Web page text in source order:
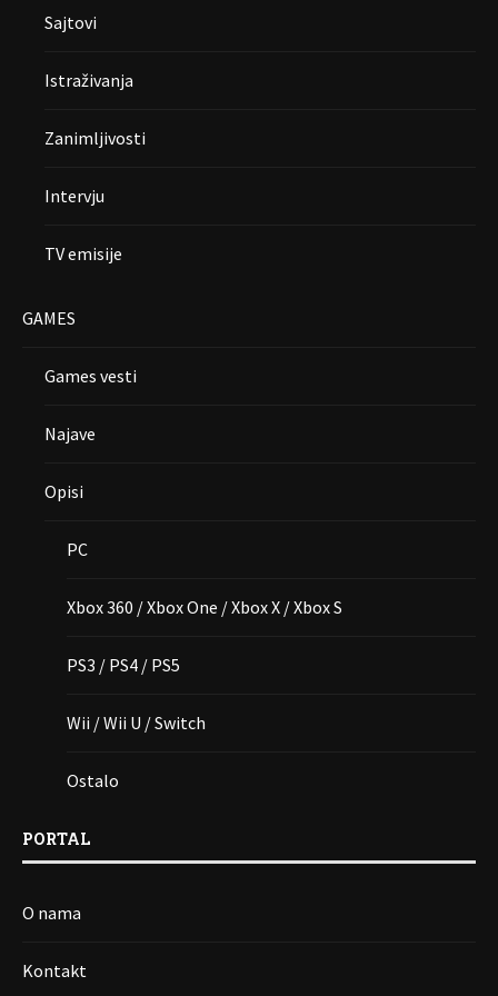
Sajtovi
Istraživanja
Zanimljivosti
Intervju
TV emisije
GAMES
Games vesti
Najave
Opisi
PC
Xbox 360 / Xbox One / Xbox X / Xbox S
PS3 / PS4 / PS5
Wii / Wii U / Switch
Ostalo
PORTAL
O nama
Kontakt